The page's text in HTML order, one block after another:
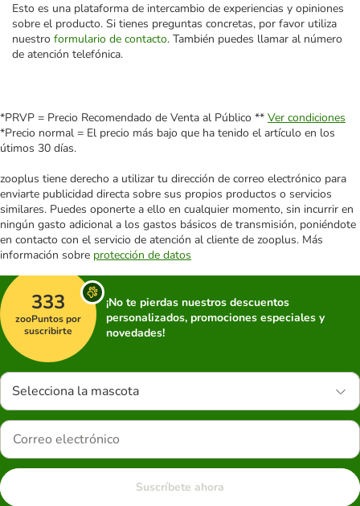
Esto es una plataforma de intercambio de experiencias y opiniones
sobre el producto. Si tienes preguntas concretas, por favor utiliza
nuestro formulario de contacto. También puedes llamar al número
de atención telefónica.
*PRVP = Precio Recomendado de Venta al Público ** Ver condiciones
*Precio normal = El precio más bajo que ha tenido el artículo en los
útimos 30 días.
zooplus tiene derecho a utilizar tu dirección de correo electrónico para
enviarte publicidad directa sobre sus propios productos o servicios
similares. Puedes oponerte a ello en cualquier momento, sin incurrir en
ningún gasto adicional a los gastos básicos de transmisión, poniéndote
en contacto con el servicio de atención al cliente de zooplus. Más
información sobre protección de datos
333
zooPuntos por
suscribirte
¡No te pierdas nuestros descuentos
personalizados, promociones especiales y
novedades!
Selecciona la mascota
Suscríbete ahora